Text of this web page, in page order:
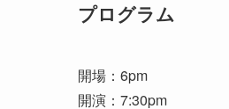
プログラム
開場：6pm
開演：7:30pm